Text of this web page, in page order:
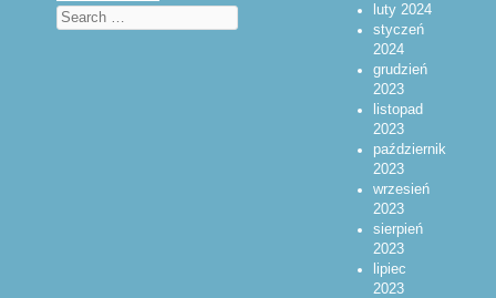
Search
luty 2024
styczeń
2024
grudzień
2023
listopad
2023
październik
2023
wrzesień
2023
sierpień
2023
lipiec
2023